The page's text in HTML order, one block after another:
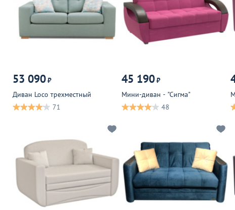
53 090₽
Диван Loco трехместный
71
45 190₽
Мини-диван - "Сигма"
48